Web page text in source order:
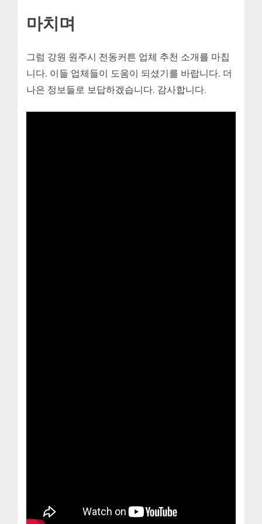
마치며
그럼 강원 원주시 전동커튼 업체 추천 소개를 마칩
니다. 이들 업체들이 도움이 되셨기를 바랍니다. 더
나은 정보들로 보답하겠습니다. 감사합니다.